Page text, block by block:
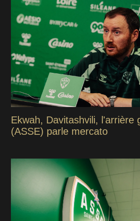
Ekwah, Davitashvili, l'arrière
(ASSE) parle mercato